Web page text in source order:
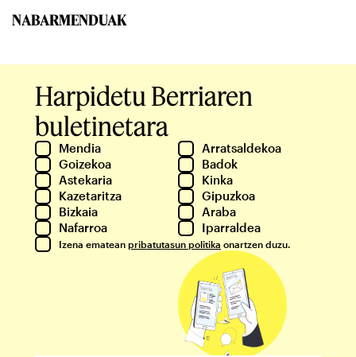
NABARMENDUAK
Harpidetu Berriaren
buletinetara
Mendia
Arratsaldekoa
Goizekoa
Badok
Astekaria
Kinka
Kazetaritza
Gipuzkoa
Bizkaia
Araba
Nafarroa
Iparraldea
Izena ematean pribatutasun politika onartzen duzu.